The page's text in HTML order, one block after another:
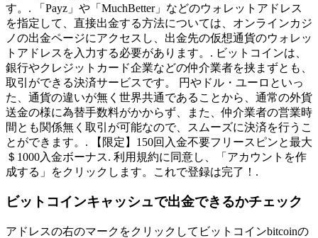
す。. 「Payz」や「MuchBetter」などのウォレットアドレス
を指定して、直接出金する方法については、オンラインカジ
ノの出金ページにアクセスし、出金先の仮想通貨のウォレッ
トアドレスを入力する必要があります。. ビットコインは、
銀行やクレジットカード企業などの仲介業者を挟まずとも、
取引ができる決済サービスです。 円やドル・ユーロといっ
た、通貨の違いが無く世界共通であることから、通常の外貨
送金の様に為替手数料がかからず、また、仲介業者の営業時
間とも関係無く取引が可能なので、スムーズに決済を行うこ
とができます。. 【限定】150回入金不要フリースピンと最大
＄1000入金ボーナス. 利用規約に同意し、「アカウントを作
成する」をクリックします。これで登録は完了！.
ビットコインキャッシュで出金できるかチェック
アドレスの右のマークをクリックしてビットコインbitcoinの